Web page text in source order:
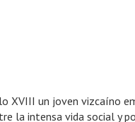
XVIII un joven vizcaíno
la intensa vida social y